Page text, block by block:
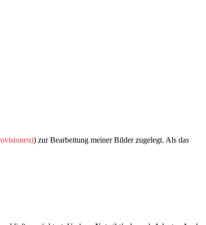
) zur Bearbeitung meiner Bilder zugelegt. Als das